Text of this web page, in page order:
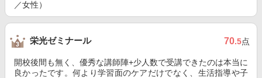
／女性）
栄光ゼミナール 70.5点
開校後間も無く、優秀な講師陣+少人数で受講できたのは本当に
良かったです。何より学習面のケアだけでなく、生活指導や子